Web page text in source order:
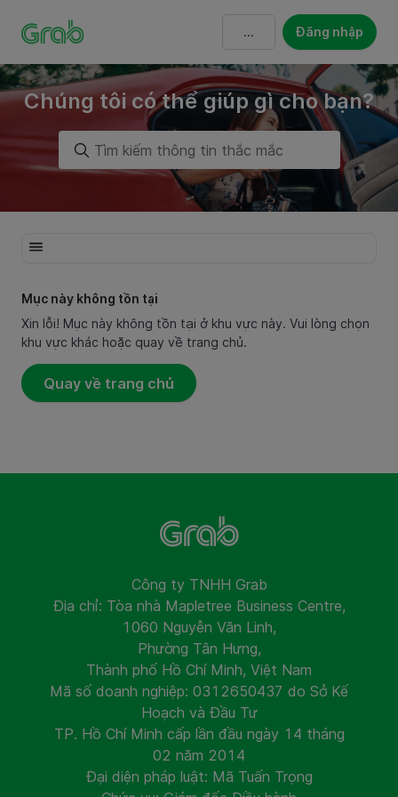
Đăng nhập
Chúng tôi có thể giúp gì cho bạn?
Mục này không tồn tại
Xin lỗi! Mục này không tồn tại ở khu vực này. Vui lòng chọn
khu vực khác hoặc quay về trang chủ.
Quay về trang chủ
Công ty TNHH Grab
Địa chỉ: Tòa nhà Mapletree Business Centre,
1060 Nguyễn Văn Linh,
Phường Tân Hưng,
Thành phố Hồ Chí Minh, Việt Nam
Mã số doanh nghiệp: 0312650437 do Sở Kế
Hoạch và Đầu Tư
TP. Hồ Chí Minh cấp lần đầu ngày 14 tháng
02 năm 2014
Đại diện pháp luật: Mã Tuấn Trọng